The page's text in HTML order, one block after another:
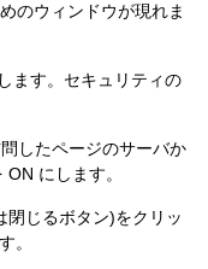
のウィンドウが現れま
ます。セキュリティの
したページのサーバか
にします。
じるボタン)をクリッ
。